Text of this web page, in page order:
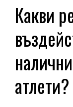
Какви
атлети?